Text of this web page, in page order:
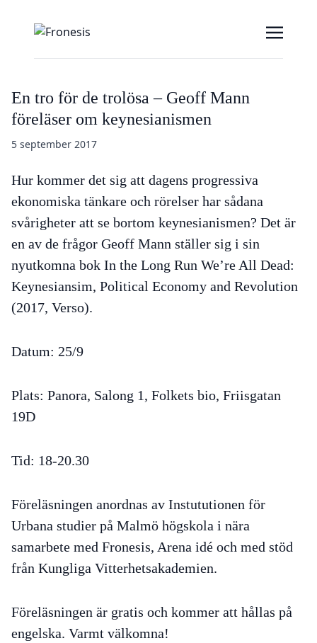
En tro för de trolösa – Geoff Mann
föreläser om keynesianismen
5 september 2017
Hur kommer det sig att dagens progressiva
ekonomiska tänkare och rörelser har sådana
svårigheter att se bortom keynesianismen? Det är
en av de frågor Geoff Mann ställer sig i sin
nyutkomna bok In the Long Run We’re All Dead:
Keynesiansim, Political Economy and Revolution
(2017, Verso).
Datum: 25/9
Plats: Panora, Salong 1, Folkets bio, Friisgatan
19D
Tid: 18-20.30
Föreläsningen anordnas av Instututionen för
Urbana studier på Malmö högskola i nära
samarbete med Fronesis, Arena idé och med stöd
från Kungliga Vitterhetsakademien.
Föreläsningen är gratis och kommer att hållas på
engelska. Varmt välkomna!